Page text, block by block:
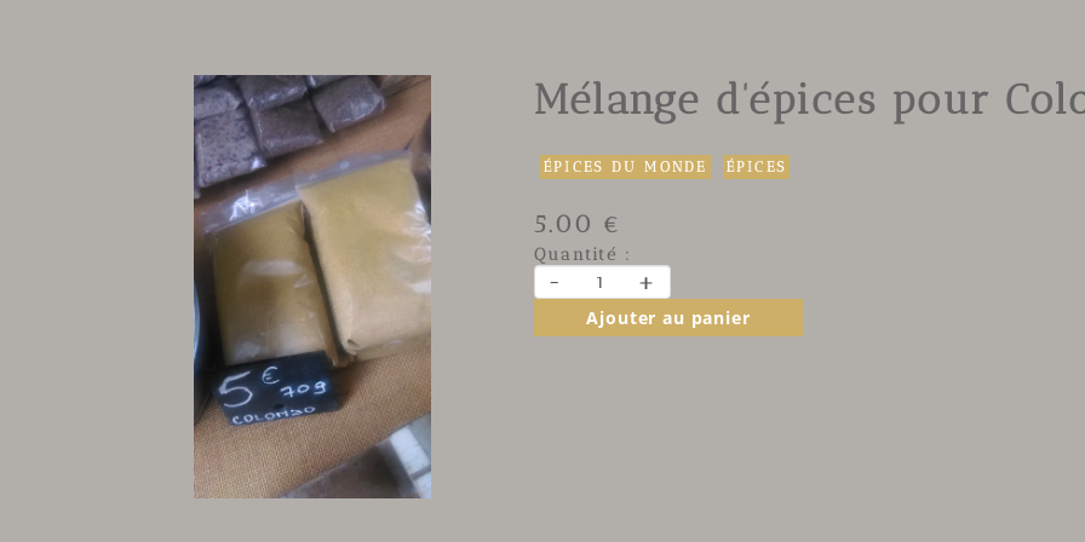
Mélange d'épices pour
ÉPICES DU MONDE ÉPICES
5.00 €
Quantité :
- +
Ajouter au panier